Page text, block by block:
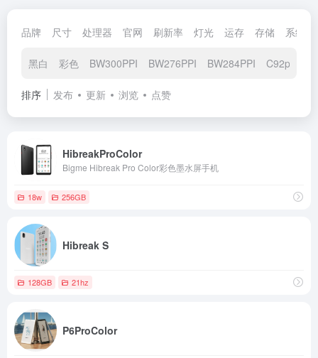
品牌 尺寸 处理器 官网 刷新率 灯光 运存 存储 系统
黑白 彩色 BW300PPI BW276PPI BW284PPI C92ppi
排序 发布 更新 浏览 点赞
HibreakProColor
Bigme Hibreak Pro Color彩色墨水屏手机
18w 256GB
Hibreak S
128GB 21hz
P6ProColor